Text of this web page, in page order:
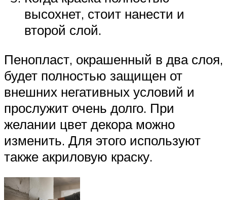
высохнет, стоит нанести и
второй слой.
Пенопласт, окрашенный в два слоя,
будет полностью защищен от
внешних негативных условий и
прослужит очень долго. При
желании цвет декора можно
изменить. Для этого используют
также акриловую краску.